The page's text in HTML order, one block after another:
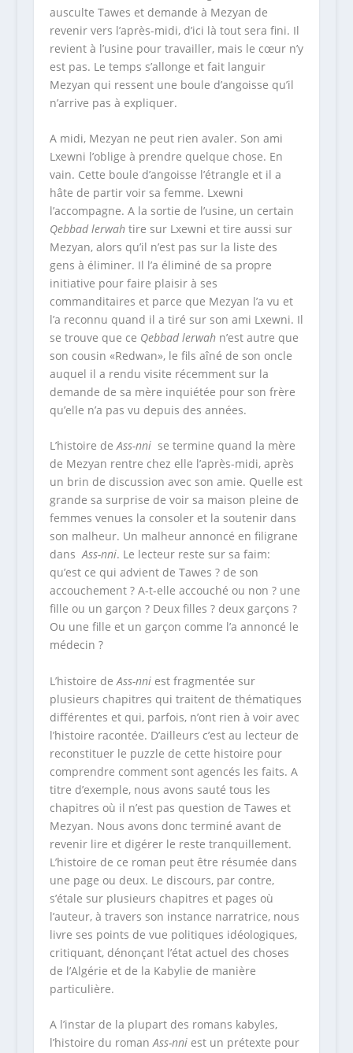
ausculte Tawes et demande à Mezyan de
revenir vers l’après-midi, d’ici là tout sera fini. Il
revient à l’usine pour travailler, mais le cœur n’y
est pas. Le temps s’allonge et fait languir
Mezyan qui ressent une boule d’angoisse qu’il
n’arrive pas à expliquer.
A midi, Mezyan ne peut rien avaler. Son ami
Lxewni l’oblige à prendre quelque chose. En
vain. Cette boule d’angoisse l’étrangle et il a
hâte de partir voir sa femme. Lxewni
l’accompagne. A la sortie de l’usine, un certain
Qebbad lerwahtire sur Lxewni et tire aussi sur
Mezyan, alors qu’il n’est pas sur la liste des
gens à éliminer. Il l’a éliminé de sa propre
initiative pour faire plaisir à ses
commanditaires et parce que Mezyan l’a vu et
l’a reconnu quand il a tiré sur son ami Lxewni. Il
se trouve que ce Qebbad lerwahn’est autre que
son cousin «Redwan», le fils aîné de son oncle
auquel il a rendu visite récemment sur la
demande de sa mère inquiétée pour son frère
qu’elle n’a pas vu depuis des années.
L’histoire deAss-nnise termine quand la mère
de Mezyan rentre chez elle l’après-midi, après
un brin de discussion avec son amie. Quelle est
grande sa surprise de voir sa maison pleine de
femmes venues la consoler et la soutenir dans
son malheur. Un malheur annoncé en filigrane
dansAss-nni. Le lecteur reste sur sa faim:
qu’est ce qui advient de Tawes ? de son
accouchement ? A-t-elle accouché ou non ? une
fille ou un garçon ? Deux filles ? deux garçons ?
Ou une fille et un garçon comme l’a annoncé le
médecin ?
L’histoire de Ass-nniest fragmentée sur
plusieurs chapitres qui traitent de thématiques
différentes et qui, parfois, n’ont rien à voir avec
l’histoire racontée. D’ailleurs c’est au lecteur de
reconstituer le puzzle de cette histoire pour
comprendre comment sont agencés les faits. A
titre d’exemple, nous avons sauté tous les
chapitres où il n’est pas question de Tawes et
Mezyan. Nous avons donc terminé avant de
revenir lire et digérer le reste tranquillement.
L’histoire de ce roman peut être résumée dans
une page ou deux. Le discours, par contre,
s’étale sur plusieurs chapitres et pages où
l’auteur, à travers son instance narratrice, nous
livre ses points de vue politiques idéologiques,
critiquant, dénonçant l’état actuel des choses
de l’Algérie et de la Kabylie de manière
particulière.
A l’instar de la plupart des romans kabyles,
l’histoire du romanAss-nniest un prétexte pour